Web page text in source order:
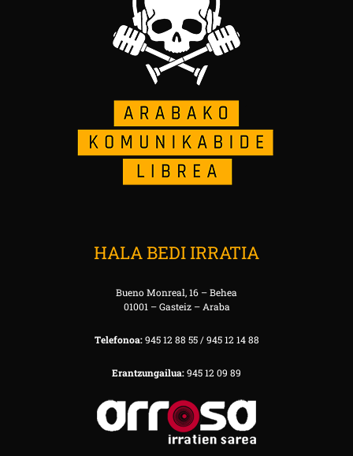
HALA BEDI IRRATIA
Bueno Monreal, 16 – Behea
01001 – Gasteiz – Araba
Telefonoa:945 12 88 55 / 945 12 14 88
Erantzungailua:945 12 09 89